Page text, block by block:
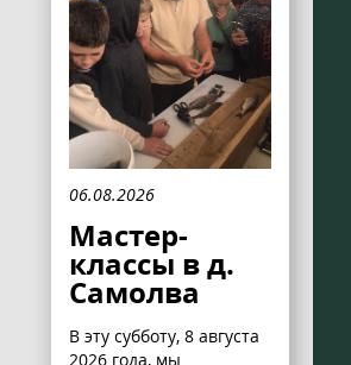
06.08.2026
Мастер-
классы в д.
Самолва
В эту субботу, 8 августа
2026 года, мы